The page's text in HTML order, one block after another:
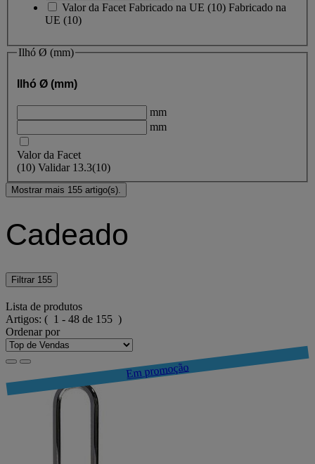
Valor da Facet Fabricado na UE (10) Fabricado na
UE (10)
Ilhó Ø (mm)
Ilhó Ø (mm)
mm
mm
Valor da Facet
(10) Validar 13.3(10)
Mostrar mais 155 artigo(s).
Cadeado
Filtrar 155
Lista de produtos
Artigos: ( 1 - 48 de 155 )
Ordenar por
Em promoção